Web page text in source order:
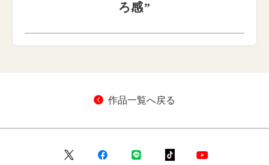
ろ感”
作品一覧へ戻る